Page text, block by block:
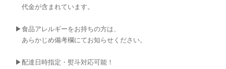
代金が含まれています。
▶︎食品アレルギーをお持ちの方は、
あらかじめ備考欄にてお知らせください。
▶︎配達日時指定・熨斗対応可能！